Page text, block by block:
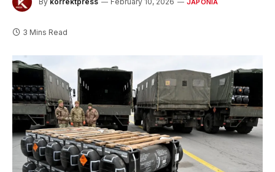
3 Mins Read